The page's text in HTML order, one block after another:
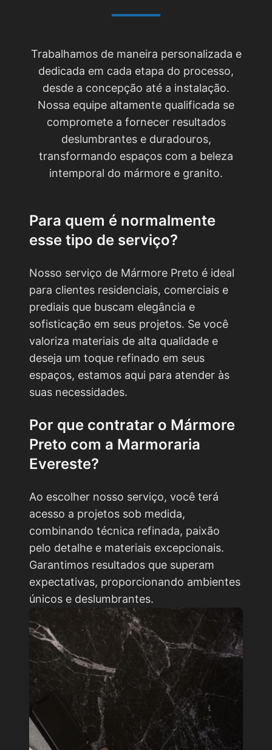
Trabalhamos de maneira personalizada e
dedicada em cada etapa do processo,
desde a concepção até a instalação.
Nossa equipe altamente qualificada se
compromete a fornecer resultados
deslumbrantes e duradouros,
transformando espaços com a beleza
intemporal do mármore e granito.
Para quem é normalmente
esse tipo de serviço?
Nosso serviço de Mármore Preto é ideal
para clientes residenciais, comerciais e
prediais que buscam elegância e
sofisticação em seus projetos. Se você
valoriza materiais de alta qualidade e
deseja um toque refinado em seus
espaços, estamos aqui para atender às
suas necessidades.
Por que contratar o Mármore
Preto com a Marmoraria
Evereste?
Ao escolher nosso serviço, você terá
acesso a projetos sob medida,
combinando técnica refinada, paixão
pelo detalhe e materiais excepcionais.
Garantimos resultados que superam
expectativas, proporcionando ambientes
únicos e deslumbrantes.